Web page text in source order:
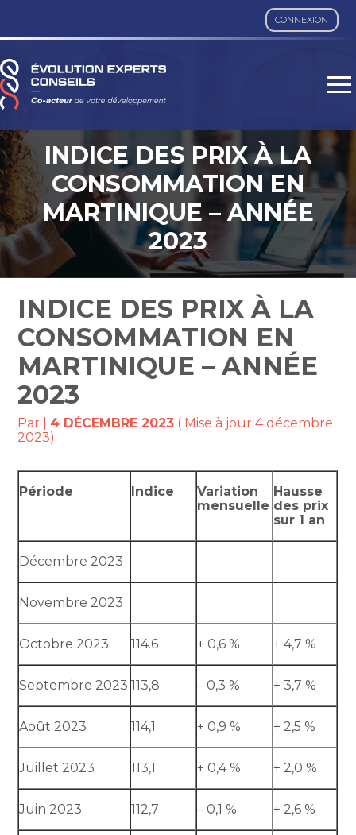
CONNEXION
Aller
au
INDICE DES PRIX À LA
CONSOMMATION EN
MARTINIQUE – ANNÉE
2023
INDICE DES PRIX À LA
CONSOMMATION EN
MARTINIQUE – ANNÉE
2023
Par 4 DÉCEMBRE 2023 ( Mise à jour 4 décembre
2023)
Période Indice
Variation
mensuelle
Hausse
des prix
sur 1 an
Décembre 2023
Novembre 2023
Octobre 2023 114.6 + 0,6 % + 4,7 %
Septembre 2023 113,8 – 0,3 % + 3,7 %
Août 2023 114,1 + 0,9 % + 2,5 %
Juillet 2023 113,1 + 0,4 % + 2,0 %
Juin 2023 112,7 – 0,1 % + 2,6 %